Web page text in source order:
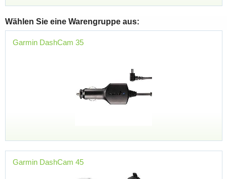
Wählen Sie eine Warengruppe aus:
Garmin DashCam 35
Garmin DashCam 45